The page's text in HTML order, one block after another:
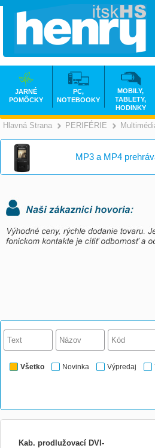
Hlavná Strana >
PERIFÉRIE
MP3 a MP4
Všetko Novinka Výpredaj
Kab. prodlužovací DVI-
JARNÉ
POMÔCKY
PC,
NOTEBOOKY
MOBILY,
TABLETY,
HODINKY